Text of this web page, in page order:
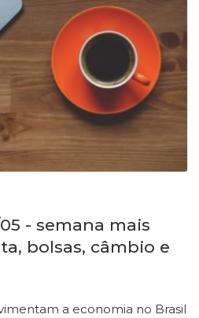
- semana mais
bolsas, câmbio e
a economia no Brasil